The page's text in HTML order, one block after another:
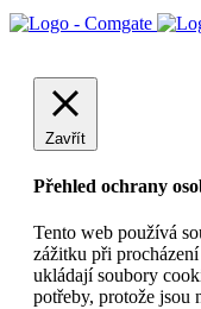
Zavřít
Přehled ochrany
Tento web používá
zážitku při
ukládají soubory
potřeby, protože jsou